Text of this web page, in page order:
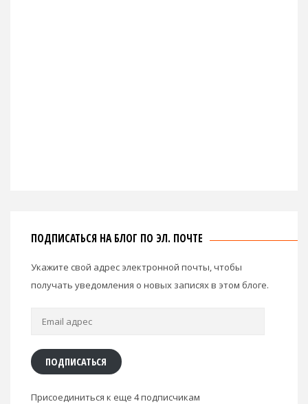
ПОДПИСАТЬСЯ НА БЛОГ ПО ЭЛ. ПОЧТЕ
Укажите свой адрес электронной почты, чтобы
получать уведомления о новых записях в этом блоге.
ПОДПИСАТЬСЯ
Присоединиться к еще 4 подписчикам